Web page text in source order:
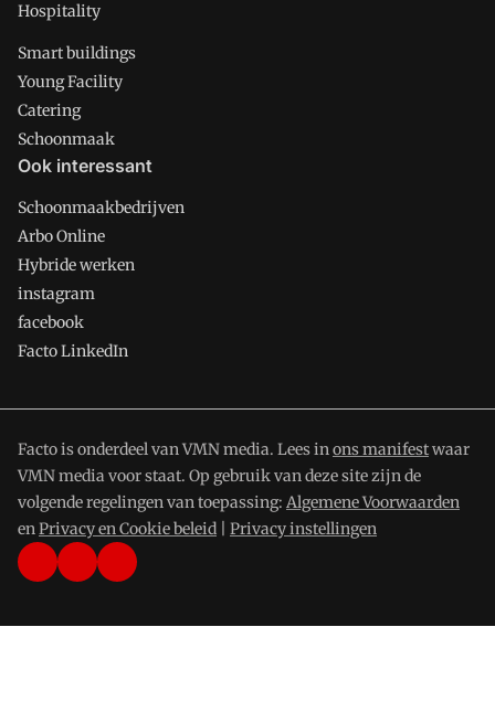
Hospitality
Smart buildings
Young Facility
Catering
Schoonmaak
Ook interessant
Schoonmaakbedrijven
Arbo Online
Hybride werken
instagram
facebook
Facto LinkedIn
Facto is onderdeel van VMN media. Lees inons manifestwaar
VMN media voor staat. Op gebruik van deze site zijn de
volgende regelingen van toepassing: Algemene Voorwaarden
enPrivacy en Cookie beleid Privacy instellingen